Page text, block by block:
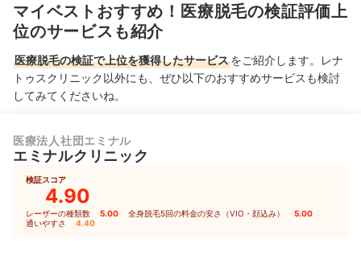
マイベストおすすめ！医療脱毛の検証評価上
位のサービスも紹介
医療脱毛の検証で上位を獲得したサービスをご紹介します。レナ
トゥスクリニック以外にも、ぜひ以下のおすすめサービスも検討
してみてくださいね。
医療法人社団エミナル
エミナルクリニック
検証スコア
4.90
レーザーの種類数 5.00 全身脱毛5回の料金の安さ（VIO・顔込み） 5.00
通いやすさ 4.40